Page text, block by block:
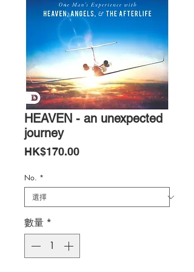
HEAVEN - an unexpected
journey
HK$170.00價
No. *
數量 *